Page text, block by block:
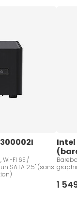
Wi-FI 6E /
SATA 2.5" (sans
Intel
1